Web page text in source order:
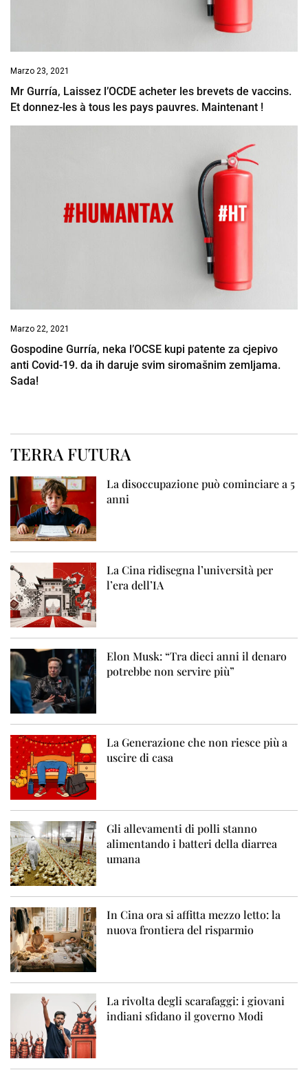
Marzo 23, 2021
Mr Gurría, Laissez l’OCDE acheter les brevets de vaccins.
Et donnez-les à tous les pays pauvres. Maintenant !
Marzo 22, 2021
Gospodine Gurría, neka l’OCSE kupi patente za cjepivo
anti Covid-19. da ih daruje svim siromašnim zemljama.
Sada!
TERRA FUTURA
La disoccupazione può cominciare a 5
anni
La Cina ridisegna l’università per
l’era dell’IA
Elon Musk: “Tra dieci anni il denaro
potrebbe non servire più”
La Generazione che non riesce più a
uscire di casa
Gli allevamenti di polli stanno
alimentando i batteri della diarrea
umana
In Cina ora si affitta mezzo letto: la
nuova frontiera del risparmio
La rivolta degli scarafaggi: i giovani
indiani sfidano il governo Modi